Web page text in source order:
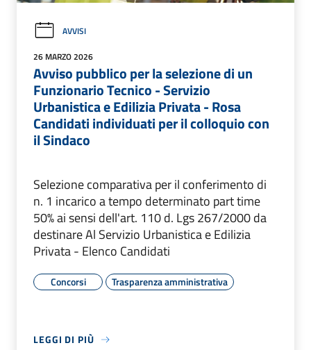
AVVISI
26 MARZO 2026
Avviso pubblico per la selezione di un
Funzionario Tecnico - Servizio
Urbanistica e Edilizia Privata - Rosa
Candidati individuati per il colloquio con
il Sindaco
Selezione comparativa per il conferimento di
n. 1 incarico a tempo determinato part time
50% ai sensi dell'art. 110 d. Lgs 267/2000 da
destinare Al Servizio Urbanistica e Edilizia
Privata - Elenco Candidati
Concorsi Trasparenza amministrativa
LEGGI DI PIÙ